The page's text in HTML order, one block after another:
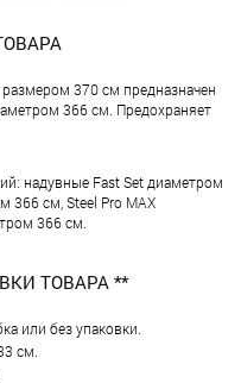
370 см предназначен
366 см. Предохраняет
надувные Fast Set диаметром
366 см, Steel Pro MAX
366 см.
ТОВАРА **
или без упаковки.
см.